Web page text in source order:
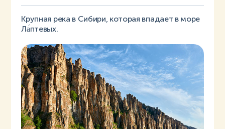
Крупная река в Сибири, которая впадает в море
Ла́птевых.